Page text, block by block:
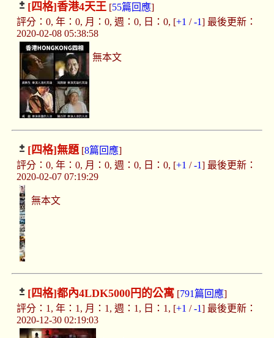
[四格]香港4天王 [55篇回應]
評分：0, 年：0, 月：0, 週：0, 日：0, [+1 /-1] 最後更新：
2020-02-08 05:38:58
無本文
[四格]無題[8篇回應]
評分：0, 年：0, 月：0, 週：0, 日：0, [+1 /-1] 最後更新：
2020-02-07 07:19:29
無本文
[四格]都內4LDK5000円的公寓[791篇回應]
評分：1, 年：1, 月：1, 週：1, 日：1, [+1 /-1] 最後更新：
2020-12-30 02:19:03